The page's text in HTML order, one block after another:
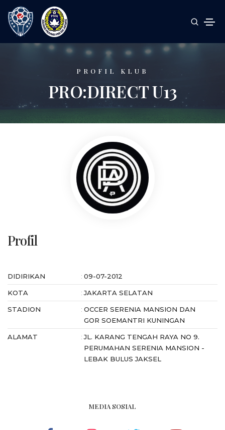
PROFIL KLUB
PRO:DIRECT U13
Profil
DIDIRIKAN : 09-07-2012
KOTA : JAKARTA SELATAN
STADION : OCCER SERENIA MANSION DAN
GOR SOEMANTRI KUNINGAN
ALAMAT : JL. KARANG TENGAH RAYA NO 9.
PERUMAHAN SERENIA MANSION -
LEBAK BULUS JAKSEL
MEDIA SOSIAL